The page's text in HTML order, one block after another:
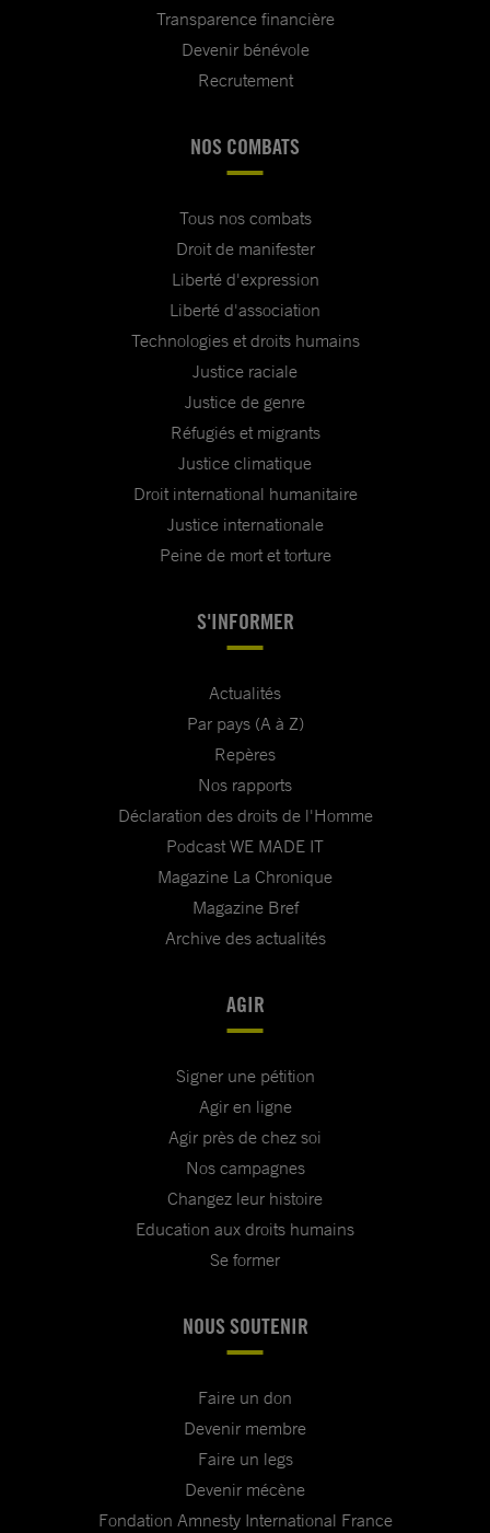
Transparence financière
Devenir bénévole
Recrutement
NOS COMBATS
Tous nos combats
Droit de manifester
Liberté d'expression
Liberté d'association
Technologies et droits humains
Justice raciale
Justice de genre
Réfugiés et migrants
Justice climatique
Droit international humanitaire
Justice internationale
Peine de mort et torture
S'INFORMER
Actualités
Par pays (A à Z)
Repères
Nos rapports
Déclaration des droits de l'Homme
Podcast WE MADE IT
Magazine La Chronique
Magazine Bref
Archive des actualités
AGIR
Signer une pétition
Agir en ligne
Agir près de chez soi
Nos campagnes
Changez leur histoire
Education aux droits humains
Se former
NOUS SOUTENIR
Faire un don
Devenir membre
Faire un legs
Devenir mécène
Fondation Amnesty International France